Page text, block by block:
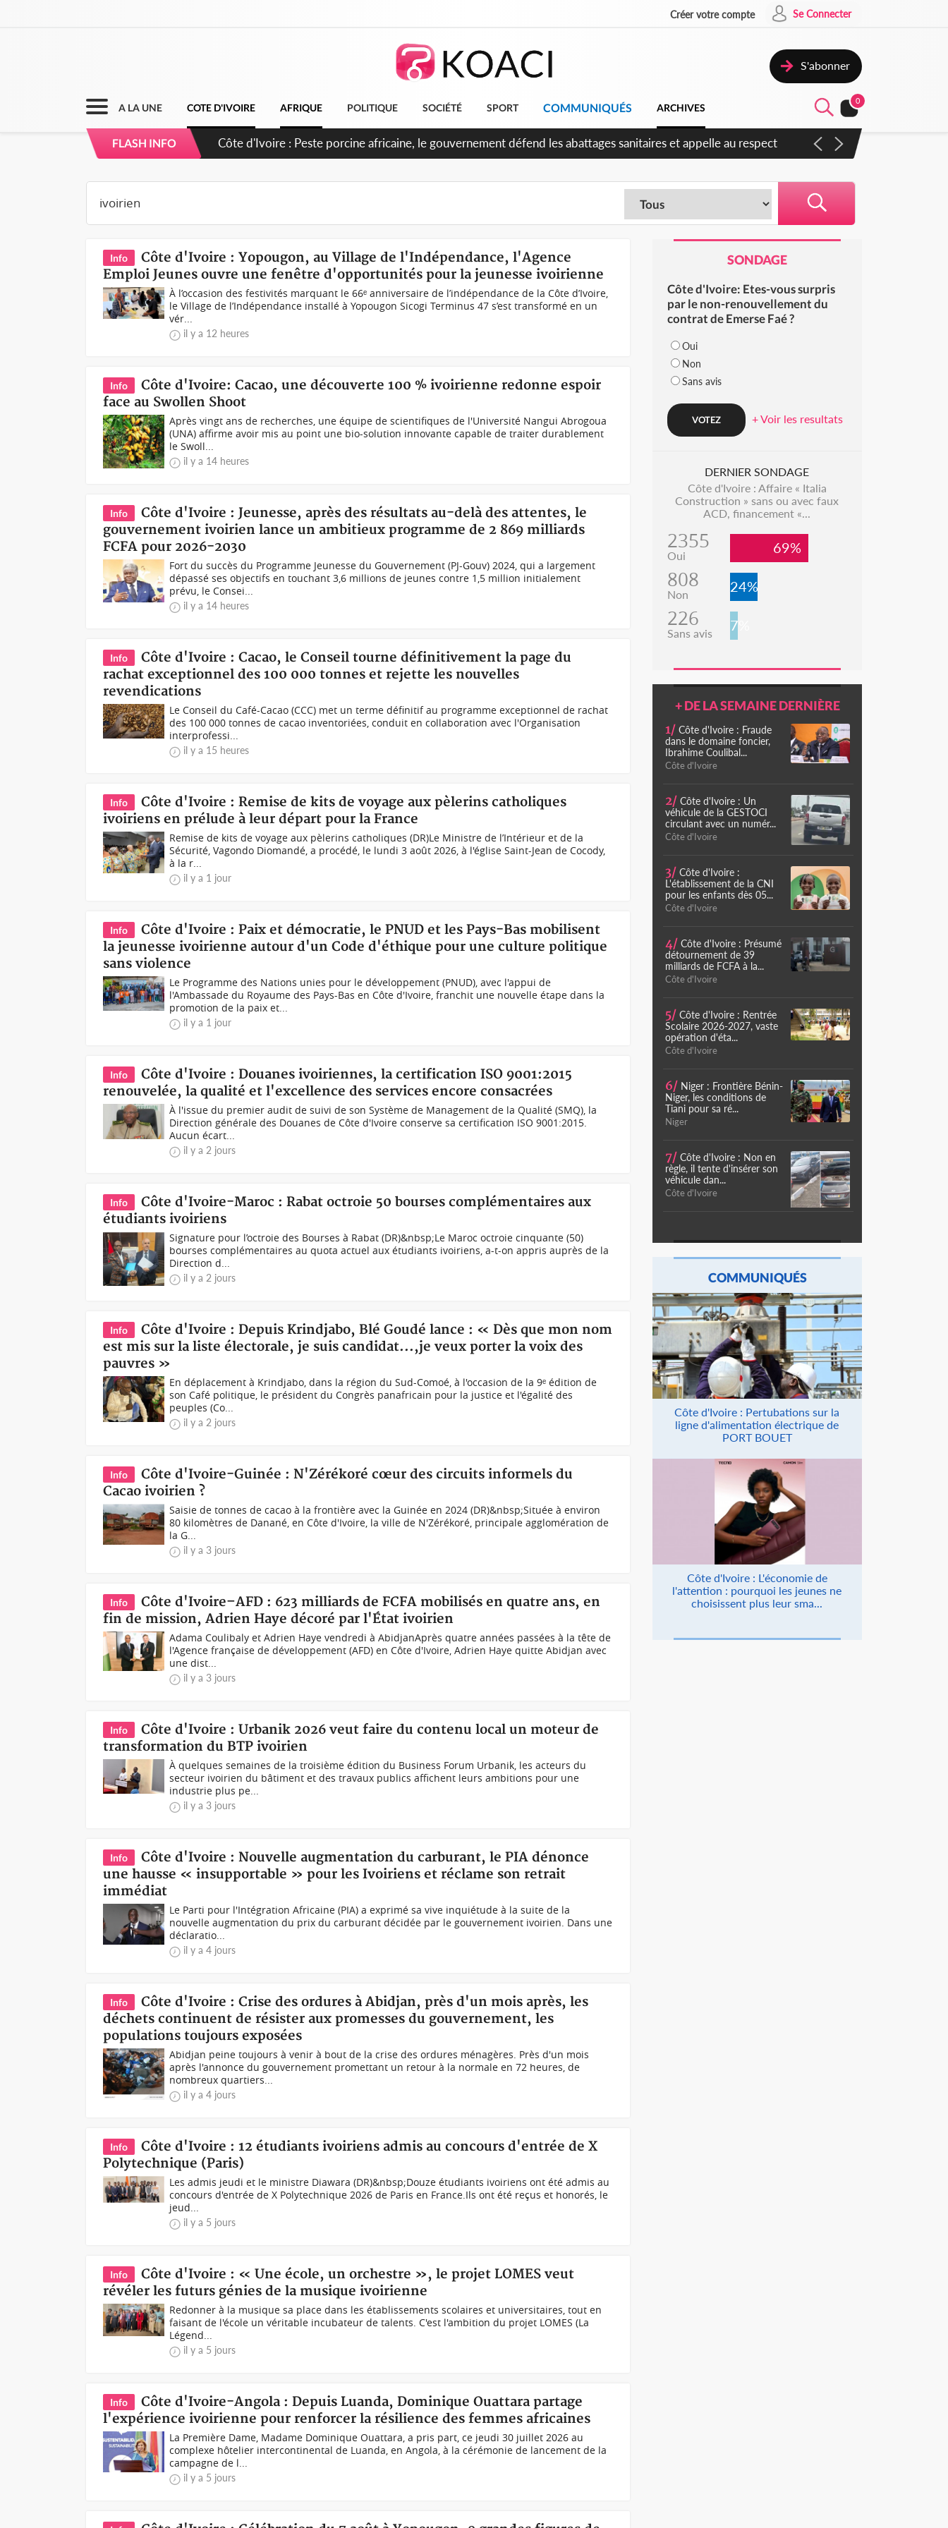
Créer votre compte Se Connecter
S'abonner
A LA UNE COTE D'IVOIRE AFRIQUE POLITIQUE SOCIÉTÉ SPORT COMMUNIQUÉS ARCHIVES
0
FLASH INFO Côte d'Ivoire : PDCI, l'ancienneté de Thiam au Bureau Politique contestée, la réaction du porte-parole
Info
Côte d'Ivoire : Yopougon, au Village de l'Indépendance, l'Agence
Emploi Jeunes ouvre une fenêtre d'opportunités pour la jeunesse ivoirienne
À l’occasion des festivités marquant le 66ᵉ anniversaire de l’indépendance de la Côte d’Ivoire,
le Village de l’Indépendance installé à Yopougon Sicogi Terminus 47 s’est transformé en un
vér...
il y a 12 heures
Info
Côte d'Ivoire: Cacao, une découverte 100 % ivoirienne redonne espoir
face au Swollen Shoot
Après vingt ans de recherches, une équipe de scientifiques de l'Université Nangui Abrogoua
(UNA) affirme avoir mis au point une bio-solution innovante capable de traiter durablement
le Swoll...
il y a 14 heures
Info
Côte d'Ivoire : Jeunesse, après des résultats au-delà des attentes, le
gouvernement ivoirien lance un ambitieux programme de 2 869 milliards
FCFA pour 2026-2030
Fort du succès du Programme Jeunesse du Gouvernement (PJ-Gouv) 2024, qui a largement
dépassé ses objectifs en touchant 3,6 millions de jeunes contre 1,5 million initialement
prévu, le Consei...
il y a 14 heures
Info
Côte d'Ivoire : Cacao, le Conseil tourne définitivement la page du
rachat exceptionnel des 100 000 tonnes et rejette les nouvelles
revendications
Le Conseil du Café-Cacao (CCC) met un terme définitif au programme exceptionnel de rachat
des 100 000 tonnes de cacao inventoriées, conduit en collaboration avec l'Organisation
interprofessi...
il y a 15 heures
Info
Côte d'Ivoire : Remise de kits de voyage aux pèlerins catholiques
ivoiriens en prélude à leur départ pour la France
Remise de kits de voyage aux pèlerins catholiques (DR)Le Ministre de l’Intérieur et de la
Sécurité, Vagondo Diomandé, a procédé, le lundi 3 août 2026, à l'église Saint-Jean de Cocody,
à la r...
il y a 1 jour
Info
Côte d'Ivoire : Paix et démocratie, le PNUD et les Pays-Bas mobilisent
la jeunesse ivoirienne autour d'un Code d'éthique pour une culture politique
sans violence
Le Programme des Nations unies pour le développement (PNUD), avec l'appui de
l'Ambassade du Royaume des Pays-Bas en Côte d'Ivoire, franchit une nouvelle étape dans la
promotion de la paix et...
il y a 1 jour
Info
Côte d'Ivoire : Douanes ivoiriennes, la certification ISO 9001:2015
renouvelée, la qualité et l'excellence des services encore consacrées
À l'issue du premier audit de suivi de son Système de Management de la Qualité (SMQ), la
Direction générale des Douanes de Côte d'Ivoire conserve sa certification ISO 9001:2015.
Aucun écart...
il y a 2 jours
Info
Côte d'Ivoire-Maroc : Rabat octroie 50 bourses complémentaires aux
étudiants ivoiriens
Signature pour l’octroie des Bourses à Rabat (DR)&nbsp;Le Maroc octroie cinquante (50)
bourses complémentaires au quota actuel aux étudiants ivoiriens, a-t-on appris auprès de la
Direction d...
il y a 2 jours
Info
Côte d'Ivoire : Depuis Krindjabo, Blé Goudé lance : « Dès que mon nom
est mis sur la liste électorale, je suis candidat...,je veux porter la voix des
pauvres »
En déplacement à Krindjabo, dans la région du Sud-Comoé, à l'occasion de la 9ᵉ édition de
son Café politique, le président du Congrès panafricain pour la justice et l'égalité des
peuples (Co...
il y a 2 jours
Info
Côte d'Ivoire-Guinée : N'Zérékoré cœur des circuits informels du
Cacao ivoirien ?
Saisie de tonnes de cacao à la frontière avec la Guinée en 2024 (DR)&nbsp;Située à environ
80 kilomètres de Danané, en Côte d'Ivoire, la ville de N'Zérékoré, principale agglomération de
la G...
il y a 3 jours
Info
Côte d'Ivoire–AFD : 623 milliards de FCFA mobilisés en quatre ans, en
fin de mission, Adrien Haye décoré par l'État ivoirien
Adama Coulibaly et Adrien Haye vendredi à AbidjanAprès quatre années passées à la tête de
l'Agence française de développement (AFD) en Côte d'Ivoire, Adrien Haye quitte Abidjan avec
une dist...
il y a 3 jours
Info
Côte d'Ivoire : Urbanik 2026 veut faire du contenu local un moteur de
transformation du BTP ivoirien
À quelques semaines de la troisième édition du Business Forum Urbanik, les acteurs du
secteur ivoirien du bâtiment et des travaux publics affichent leurs ambitions pour une
industrie plus pe...
il y a 3 jours
Info
Côte d'Ivoire : Nouvelle augmentation du carburant, le PIA dénonce
une hausse « insupportable » pour les Ivoiriens et réclame son retrait
immédiat
Le Parti pour l'Intégration Africaine (PIA) a exprimé sa vive inquiétude à la suite de la
nouvelle augmentation du prix du carburant décidée par le gouvernement ivoirien. Dans une
déclaratio...
il y a 4 jours
Info
Côte d'Ivoire : Crise des ordures à Abidjan, près d'un mois après, les
déchets continuent de résister aux promesses du gouvernement, les
populations toujours exposées
Abidjan peine toujours à venir à bout de la crise des ordures ménagères. Près d'un mois
après l'annonce du gouvernement promettant un retour à la normale en 72 heures, de
nombreux quartiers...
il y a 4 jours
Info
Côte d'Ivoire : 12 étudiants ivoiriens admis au concours d'entrée de X
Polytechnique (Paris)
Les admis jeudi et le ministre Diawara (DR)&nbsp;Douze étudiants ivoiriens ont été admis au
concours d'entrée de X Polytechnique 2026 de Paris en France.Ils ont été reçus et honorés, le
jeud...
il y a 5 jours
Info
Côte d'Ivoire : « Une école, un orchestre », le projet LOMES veut
révéler les futurs génies de la musique ivoirienne
Redonner à la musique sa place dans les établissements scolaires et universitaires, tout en
faisant de l'école un véritable incubateur de talents. C'est l'ambition du projet LOMES (La
Légend...
il y a 5 jours
Info
Côte d'Ivoire-Angola : Depuis Luanda, Dominique Ouattara partage
l'expérience ivoirienne pour renforcer la résilience des femmes africaines
La Première Dame, Madame Dominique Ouattara, a pris part, ce jeudi 30 juillet 2026 au
complexe hôtelier intercontinental de Luanda, en Angola, à la cérémonie de lancement de la
campagne de l...
il y a 5 jours
SONDAGE
Côte d'Ivoire: Etes-vous surpris
par le non-renouvellement du
contrat de Emerse Faé ?
Oui
Non
Sans avis
+ Voir les resultats
DERNIER SONDAGE
Côte d'Ivoire : Affaire « Italia
Construction » sans ou avec faux
ACD, financement «...
2355
Oui 69%
808
Non 24%
226
Sans avis 7%
+ DE LA SEMAINE DERNIÈRE
1/ Côte d'Ivoire : Fraude
dans le domaine foncier,
Ibrahime Coulibal...
Côte d'Ivoire
2/ Côte d'Ivoire : Un
véhicule de la GESTOCI
circulant avec un numér...
Côte d'Ivoire
3/ Côte d'Ivoire :
L'établissement de la CNI
pour les enfants dès 05...
Côte d'Ivoire
4/ Côte d'Ivoire : Présumé
détournement de 39
milliards de FCFA à la...
Côte d'Ivoire
5/ Côte d'Ivoire : Rentrée
Scolaire 2026-2027, vaste
opération d'éta...
Côte d'Ivoire
6/ Niger : Frontière Bénin-
Niger, les conditions de
Tiani pour sa ré...
Niger
7/ Côte d'Ivoire : Non en
règle, il tente d'insérer son
véhicule dan...
Côte d'Ivoire
COMMUNIQUÉS
Côte d'Ivoire : Pertubations sur la
ligne d'alimentation électrique de
PORT BOUET
Côte d'Ivoire : L'économie de
l'attention : pourquoi les jeunes ne
choisissent plus leur sma...